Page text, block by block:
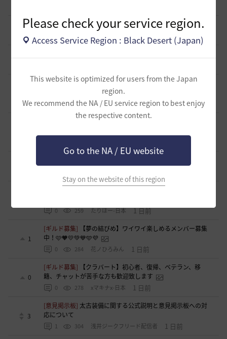
Please check your service region.
Access Service Region : Black Desert (Japan)
This website is optimized for users from the Japan
region.
We recommend the NA / EU service region to best enjoy
the respective content.
Go to the NA / EU website
Stay on the website of this region
3
[意見掲示板]「制裁」という言葉が与える印象について
141 浅井ジークフリード配信者 12 時間前
3
[ギルド募集] 新設ギルド 「Shmurda」立ち上げメンバー募
0 135 いなドン 13 時間前
「ねんどろいど ウサ」の制作過程に関する広
0 259 たりほー-日本 1 日前
1
[ギルド募集]
【夢の結びめ】ワイワイ楽しめるメンバー募集
中！🩷🧡💛💚💙🩵💜
0 284 花ノひろみん 1 日前
0
[ギルド募集]
【クラバート】初心者、復帰、ベテラン、移
籍、チャットが苦手な方も歓迎致します
0 278 xマキナx-日本 1 日前
3
[意見掲示板] 太古装備に関する公式説明と意見掲示板への対
応について
1 304 浅井ジークフリード配信者 1 日前